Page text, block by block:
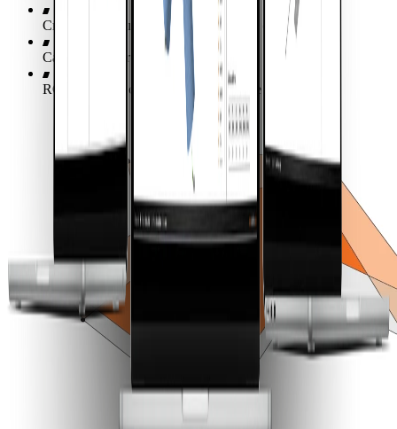
Creșterea productivității inginerilor și a calității
Capacitarea întregii echipe
ROI măsurabil cu suport de specialitate